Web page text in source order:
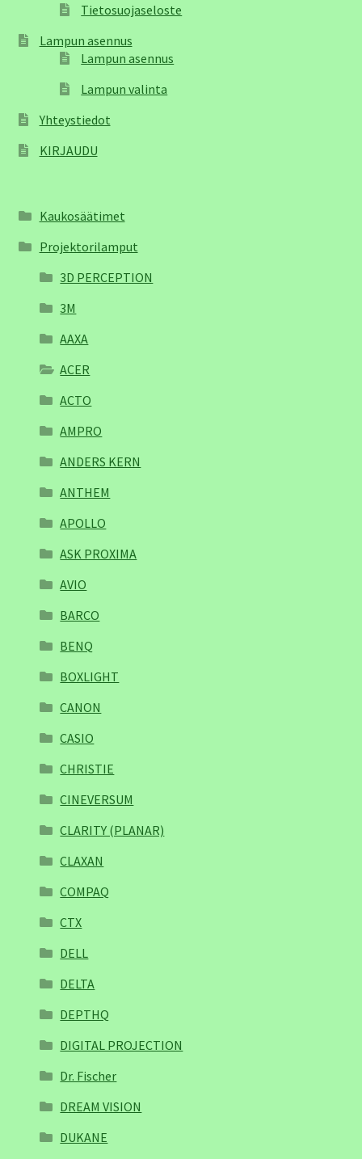
Tietosuojaseloste
Lampun asennus
Lampun asennus
Lampun valinta
Yhteystiedot
KIRJAUDU
Kaukosäätimet
Projektorilamput
3D PERCEPTION
3M
AAXA
ACER
ACTO
AMPRO
ANDERS KERN
ANTHEM
APOLLO
ASK PROXIMA
AVIO
BARCO
BENQ
BOXLIGHT
CANON
CASIO
CHRISTIE
CINEVERSUM
CLARITY (PLANAR)
CLAXAN
COMPAQ
CTX
DELL
DELTA
DEPTHQ
DIGITAL PROJECTION
Dr. Fischer
DREAM VISION
DUKANE